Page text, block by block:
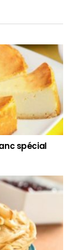
spécial